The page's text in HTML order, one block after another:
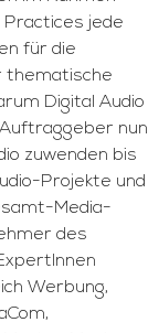
Practices jede
für die
thematische
Digital Audio
nun
zuwenden bis
Projekte und
Media-
des
Werbung,